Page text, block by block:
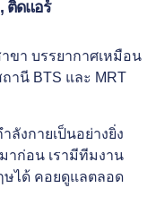
ติดแอร์
ขา บรรยากาศเหมือน
านี BTS และ MRT
ลังกายเป็นอย่างยิ่ง
าก่อน เรามีทีมงาน
ษได้ คอยดูแลตลอด